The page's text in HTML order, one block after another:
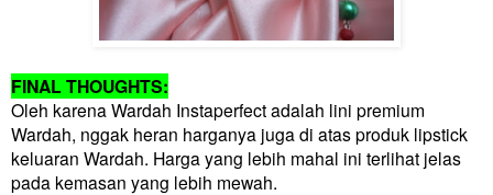
FINAL THOUGHTS:
Oleh karena Wardah Instaperfect adalah lini premium
Wardah, nggak heran harganya juga di atas produk lipstick
keluaran Wardah. Harga yang lebih mahal ini terlihat jelas
pada kemasan yang lebih mewah.